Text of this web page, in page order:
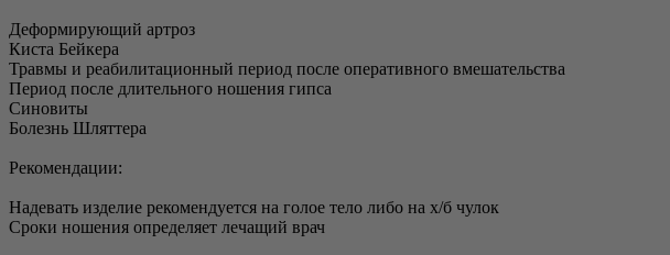
Деформирующий артроз
Киста Бейкера
Травмы и реабилитационный период после оперативного вмешательства
Период после длительного ношения гипса
Синовиты
Болезнь Шляттера
Рекомендации:
Надевать изделие рекомендуется на голое тело либо на х/б чулок
Сроки ношения определяет лечащий врач